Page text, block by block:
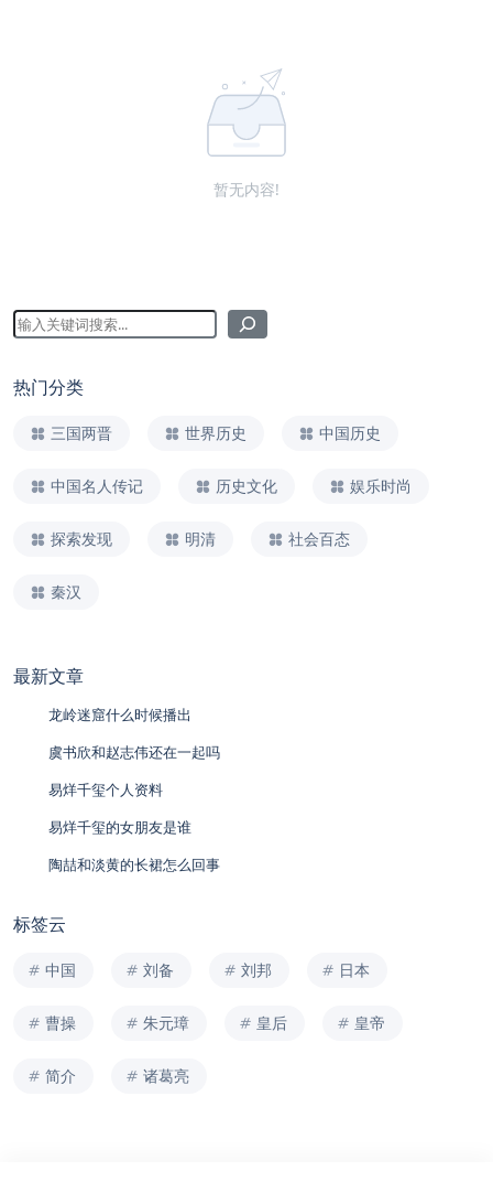
暂无内容!
热门分类
三国两晋 世界历史 中国历史
中国名人传记 历史文化 娱乐时尚
探索发现 明清 社会百态
秦汉
最新文章
龙岭迷窟什么时候播出
虞书欣和赵志伟还在一起吗
易烊千玺个人资料
易烊千玺的女朋友是谁
陶喆和淡黄的长裙怎么回事
标签云
中国 刘备 刘邦 日本
曹操 朱元璋 皇后 皇帝
简介 诸葛亮